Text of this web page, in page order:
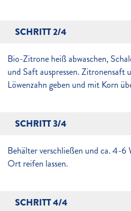
SCHRITT 2/4
Bio-Zitrone heiß abwaschen,
und Saft auspressen. Zitronensaft
Löwenzahn geben und mit Korn
SCHRITT 3/4
Behälter verschließen und ca. 4-6
Ort reifen lassen.
SCHRITT 4/4